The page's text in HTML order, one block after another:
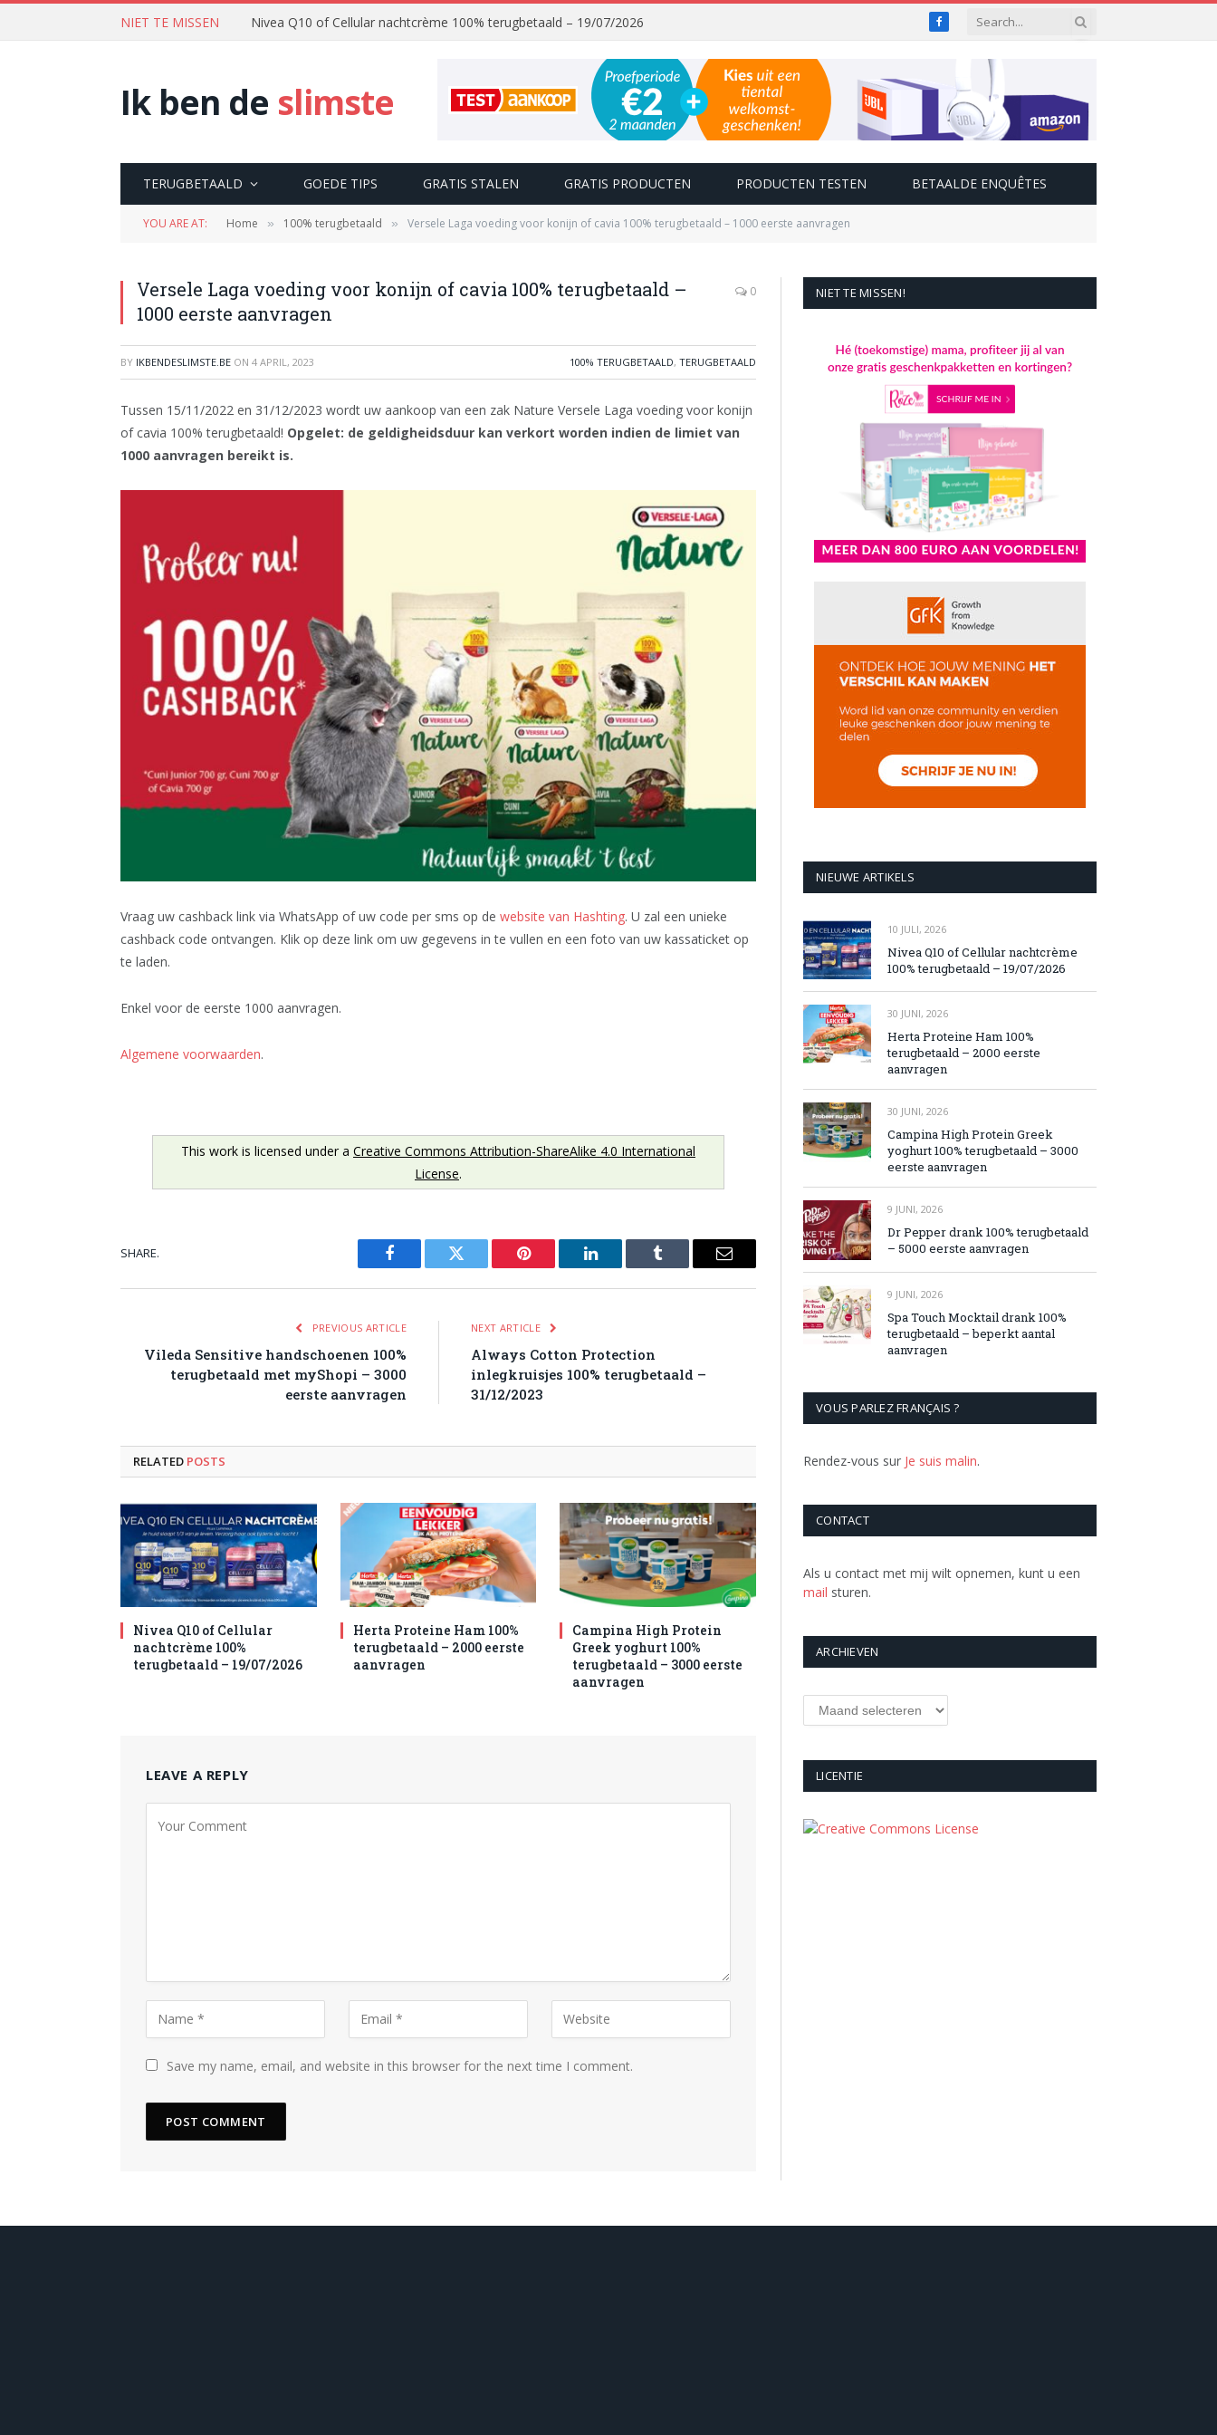
NIET TE MISSEN Nivea Q10 of Cellular nachtcrème 100% terugbetaald – 19/07/2026 Facebook
Ik ben de slimste
TERUGBETAALD GOEDE TIPS GRATIS STALEN GRATIS PRODUCTEN PRODUCTEN TESTEN BETAALDE ENQUÊTES
YOU ARE AT: Home » 100% terugbetaald » Versele Laga voeding voor konijn of cavia 100% terugbetaald – 1000 eerste aanvragen
Versele Laga voeding voor konijn of cavia 100% terugbetaald –
1000 eerste aanvragen
0
BY IKBENDESLIMSTE.BE ON 4 APRIL, 2023 100% TERUGBETAALD, TERUGBETAALD
Tussen 15/11/2022 en 31/12/2023 wordt uw aankoop van een zak Nature Versele Laga voeding voor konijn
of cavia 100% terugbetaald! Opgelet: de geldigheidsduur kan verkort worden indien de limiet van
1000 aanvragen bereikt is.
Vraag uw cashback link via WhatsApp of uw code per sms op de website van Hashting. U zal een unieke
cashback code ontvangen. Klik op deze link om uw gegevens in te vullen en een foto van uw kassaticket op
te laden.
Enkel voor de eerste 1000 aanvragen.
Algemene voorwaarden.
This work is licensed under a Creative Commons Attribution-ShareAlike 4.0 International
License.
SHARE.
Facebook Twitter Pinterest LinkedIn Tumblr Email
PREVIOUS ARTICLE
Vileda Sensitive handschoenen 100%
terugbetaald met myShopi – 3000
eerste aanvragen
NEXT ARTICLE
Always Cotton Protection
inlegkruisjes 100% terugbetaald –
31/12/2023
RELATED POSTS
Nivea Q10 of Cellular
nachtcrème 100%
terugbetaald – 19/07/2026
Herta Proteine Ham 100%
terugbetaald – 2000 eerste
aanvragen
Campina High Protein
Greek yoghurt 100%
terugbetaald – 3000 eerste
aanvragen
LEAVE A REPLY
Save my name, email, and website in this browser for the next time I comment.
NIET TE MISSEN!
NIEUWE ARTIKELS
10 JULI, 2026
Nivea Q10 of Cellular nachtcrème
100% terugbetaald – 19/07/2026
30 JUNI, 2026
Herta Proteine Ham 100%
terugbetaald – 2000 eerste
aanvragen
30 JUNI, 2026
Campina High Protein Greek
yoghurt 100% terugbetaald – 3000
eerste aanvragen
9 JUNI, 2026
Dr Pepper drank 100% terugbetaald
– 5000 eerste aanvragen
9 JUNI, 2026
Spa Touch Mocktail drank 100%
terugbetaald – beperkt aantal
aanvragen
VOUS PARLEZ FRANÇAIS ?
Rendez-vous sur Je suis malin.
CONTACT
Als u contact met mij wilt opnemen, kunt u een
mail sturen.
ARCHIEVEN
LICENTIE